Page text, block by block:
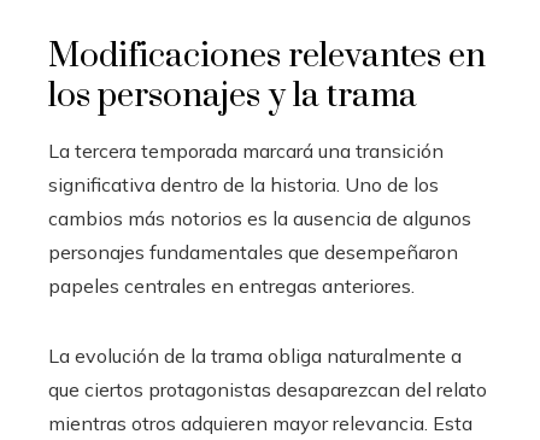
Modificaciones relevantes en
los personajes y la trama
La tercera temporada marcará una transición
significativa dentro de la historia. Uno de los
cambios más notorios es la ausencia de algunos
personajes fundamentales que desempeñaron
papeles centrales en entregas anteriores.
La evolución de la trama obliga naturalmente a
que ciertos protagonistas desaparezcan del relato
mientras otros adquieren mayor relevancia. Esta